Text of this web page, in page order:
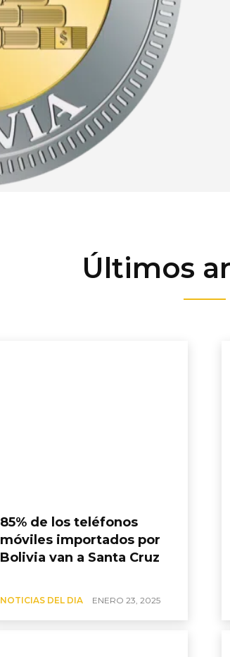
Últimos
85% de los teléfonos
móviles importados por
Bolivia van a Santa Cruz
NOTICIAS DEL DIA ENERO 23, 2025